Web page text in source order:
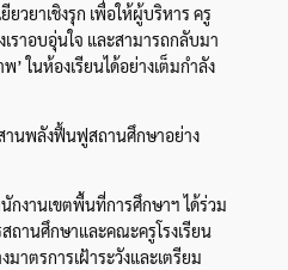
ยวยาเชิงรุก เพื่อให้ผู้บริหาร ครู
ราอบอุ่นใจ และสามารถกลับมา
ในห้องเรียนได้อย่างเต็มกำลัง
านพลังฟื้นฟูสถานศึกษาอย่าง
กงานเขตพื้นที่การศึกษาฯ ได้ร่วม
ถานศึกษาและคณะครูโรงเรียน
าตรการเฝ้าระวังและเตรียม